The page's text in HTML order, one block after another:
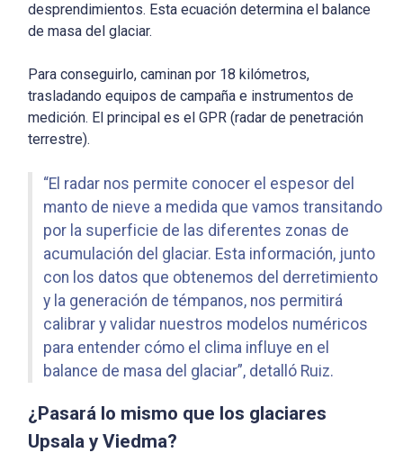
desprendimientos. Esta ecuación determina el balance
de masa del glaciar.
Para conseguirlo, caminan por 18 kilómetros,
trasladando equipos de campaña e instrumentos de
medición. El principal es el GPR (radar de penetración
terrestre).
“El radar nos permite conocer el espesor del
manto de nieve a medida que vamos transitando
por la superficie de las diferentes zonas de
acumulación del glaciar. Esta información, junto
con los datos que obtenemos del derretimiento
y la generación de témpanos, nos permitirá
calibrar y validar nuestros modelos numéricos
para entender cómo el clima influye en el
balance de masa del glaciar”, detalló Ruiz.
¿Pasará lo mismo que los glaciares
Upsala y Viedma?